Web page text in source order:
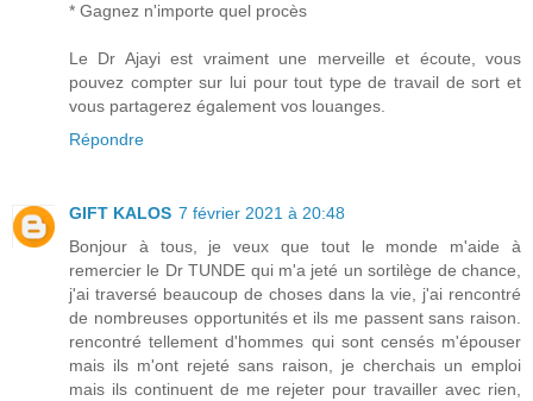
* Gagnez n'importe quel procès
Le Dr Ajayi est vraiment une merveille et écoute, vous
pouvez compter sur lui pour tout type de travail de sort et
vous partagerez également vos louanges.
Répondre
GIFT KALOS 7 février 2021 à 20:48
Bonjour à tous, je veux que tout le monde m'aide à
remercier le Dr TUNDE qui m'a jeté un sortilège de chance,
j'ai traversé beaucoup de choses dans la vie, j'ai rencontré
de nombreuses opportunités et ils me passent sans raison.
rencontré tellement d'hommes qui sont censés m'épouser
mais ils m'ont rejeté sans raison, je cherchais un emploi
mais ils continuent de me rejeter pour travailler avec rien,